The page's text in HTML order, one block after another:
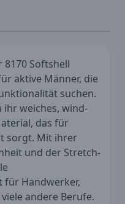
8170 Softshell
aktive Männer, die
suchen.
ihr weiches, wind-
das für
sorgt. Mit ihrer
und der Stretch-
für Handwerker,
andere Berufe.